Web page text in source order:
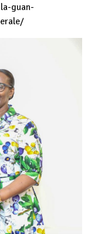
guan-